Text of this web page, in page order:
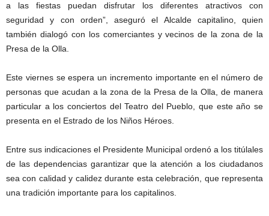
a las fiestas puedan disfrutar los diferentes atractivos con
seguridad y con orden”, aseguró el Alcalde capitalino, quien
también dialogó con los comerciantes y vecinos de la zona de la
Presa de la Olla.
Este viernes se espera un incremento importante en el número de
personas que acudan a la zona de la Presa de la Olla, de manera
particular a los conciertos del Teatro del Pueblo, que este año se
presenta en el Estrado de los Niños Héroes.
Entre sus indicaciones el Presidente Municipal ordenó a los titúlales
de las dependencias garantizar que la atención a los ciudadanos
sea con calidad y calidez durante esta celebración, que representa
una tradición importante para los capitalinos.